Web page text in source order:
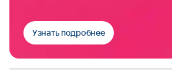
Узнать подробнее